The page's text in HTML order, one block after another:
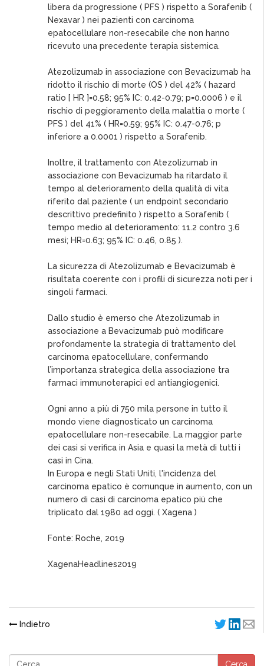
libera da progressione ( PFS ) rispetto a Sorafenib (
Nexavar ) nei pazienti con carcinoma
epatocellulare non-resecabile che non hanno
ricevuto una precedente terapia sistemica.
Atezolizumab in associazione con Bevacizumab ha
ridotto il rischio di morte (OS ) del 42% ( hazard
ratio [ HR ]=0.58; 95% IC: 0.42-0.79; p=0.0006 ) e il
rischio di peggioramento della malattia o morte (
PFS ) del 41% ( HR=0.59; 95% IC: 0.47-0.76; p
inferiore a 0.0001 ) rispetto a Sorafenib.
Inoltre, il trattamento con Atezolizumab in
associazione con Bevacizumab ha ritardato il
tempo al deterioramento della qualità di vita
riferito dal paziente ( un endpoint secondario
descrittivo predefinito ) rispetto a Sorafenib (
tempo medio al deterioramento: 11.2 contro 3.6
mesi; HR=0.63; 95% IC: 0.46, 0.85 ).
La sicurezza di Atezolizumab e Bevacizumab è
risultata coerente con i profili di sicurezza noti per i
singoli farmaci.
Dallo studio è emerso che Atezolizumab in
associazione a Bevacizumab può modificare
profondamente la strategia di trattamento del
carcinoma epatocellulare, confermando
l’importanza strategica della associazione tra
farmaci immunoterapici ed antiangiogenici.
Ogni anno a più di 750 mila persone in tutto il
mondo viene diagnosticato un carcinoma
epatocellulare non-resecabile. La maggior parte
dei casi si verifica in Asia e quasi la metà di tutti i
casi in Cina.
In Europa e negli Stati Uniti, l'incidenza del
carcinoma epatico è comunque in aumento, con un
numero di casi di carcinoma epatico più che
triplicato dal 1980 ad oggi. ( Xagena )
Fonte: Roche, 2019
XagenaHeadlines2019
Indietro